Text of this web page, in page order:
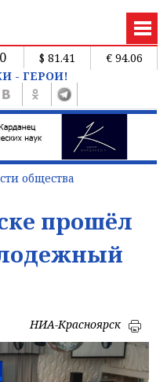
0 $ 81.41
€ 94.06
- ГЕРОИ!
общества
прошёл
НИА-Красноярск